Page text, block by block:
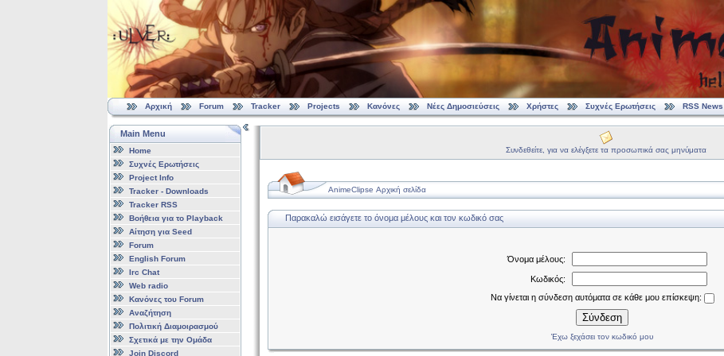
Αρχική Forum Tracker Projects Κανόνες Νέες Δημοσιεύσεις Χρήστες Συχνές Ερωτήσεις RSS News
Main Menu
Home
Συχνές Ερωτήσεις
Project Info
Tracker - Downloads
Tracker RSS
Βοήθεια για το Playback
Αίτηση για Seed
Forum
English Forum
Irc Chat
Web radio
Κανόνες του Forum
Αναζήτηση
Πολιτική Διαμοιρασμού
Σχετικά με την Ομάδα
Join Discord
Συνδεθείτε, για να ελέγξετε τα προσωπικά σας μηνύματα
AnimeClipse Αρχική σελίδα
Παρακαλώ εισάγετε το όνομα μέλους και τον κωδικό σας
Όνομα μέλους:
Κωδικός:
Να γίνεται η σύνδεση αυτόματα σε κάθε μου επίσκεψη:
Σύνδεση
Έχω ξεχάσει τον κωδικό μου